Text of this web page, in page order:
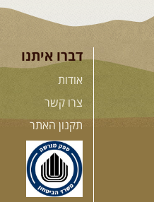
דברו איתנו
אודות
צרו קשר
תקנון האתר